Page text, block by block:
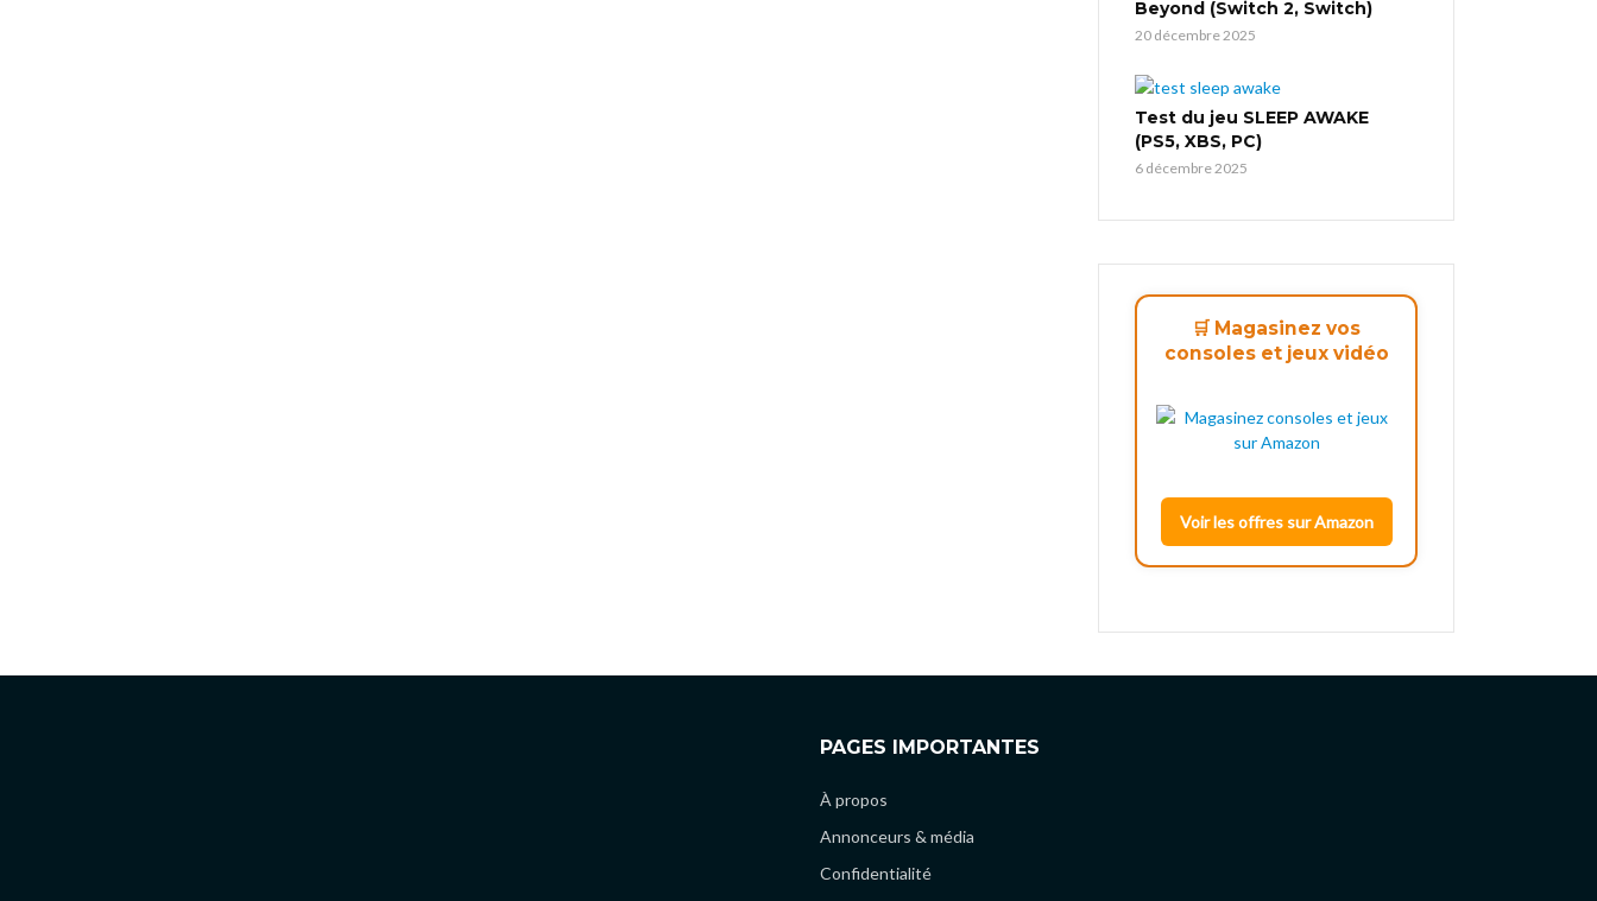
Beyond (Switch 2, Switch)
20 décembre 2025
Test du jeu SLEEP AWAKE
(PS5, XBS, PC)
6 décembre 2025
🛒 Magasinez vos
consoles et jeux vidéo
Voir les offres sur Amazon
PAGES IMPORTANTES
À propos
Annonceurs & média
Confidentialité